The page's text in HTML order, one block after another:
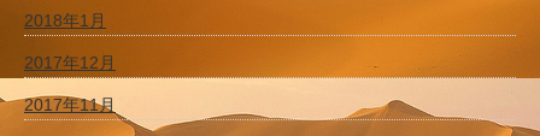
2018年1月
2017年12月
2017年11月